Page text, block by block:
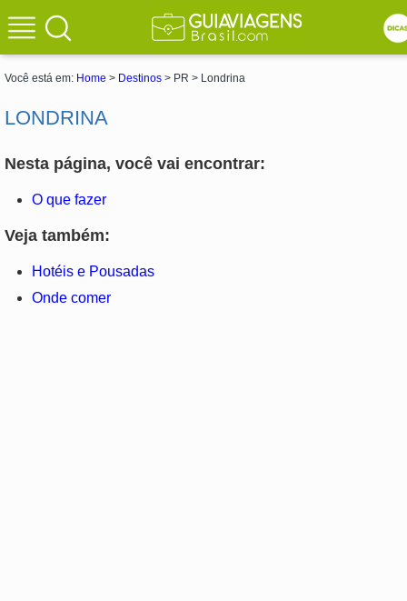
Você está em: Home > Destinos > PR > Londrina
LONDRINA
Nesta página, você vai encontrar:
O que fazer
Veja também:
Hotéis e Pousadas
Onde comer